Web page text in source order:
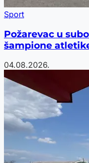
Sport
Požarevac u
šampione
04.08.2026.